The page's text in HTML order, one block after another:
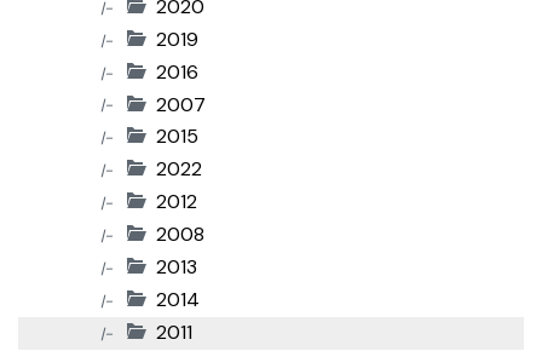
|- 2020
|- 2019
|- 2016
|- 2007
|- 2015
|- 2022
|- 2012
|- 2008
|- 2013
|- 2014
|- 2011